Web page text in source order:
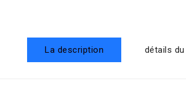
La description détails